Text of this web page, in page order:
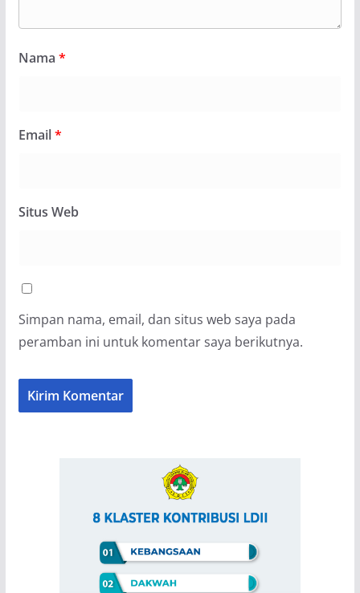
Nama *
Email*
Situs Web
Simpan nama, email, dan situs web saya pada
peramban ini untuk komentar saya berikutnya.